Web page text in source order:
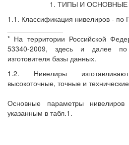
1. ТИПЫ И
1.1. Классификация нивелиров - по
* На территории Российской
53340-2009, здесь и далее
изготовителя базы данных.
1.2. Нивелиры
высокоточные, точные и
Основные параметры нивелиров
указанным в табл.1.